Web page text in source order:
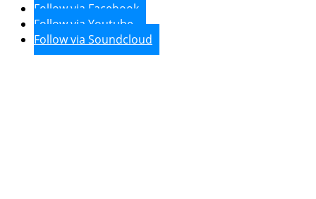
Follow via Facebook
Follow via Youtube
Follow via Soundcloud